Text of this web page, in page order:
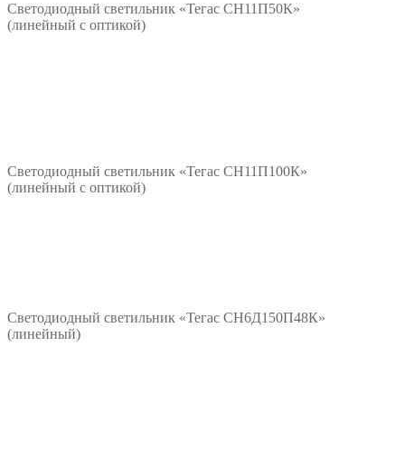
Светодиодный светильник «Тегас СН11П50К»
(линейный с оптикой)
Светодиодный светильник «Тегас СН11П100К»
(линейный с оптикой)
Светодиодный светильник «Тегас СН6Д150П48К»
(линейный)